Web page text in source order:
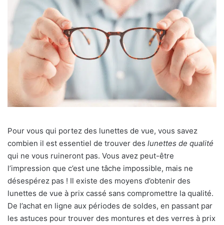
Pour vous qui portez des lunettes de vue, vous savez
combien il est essentiel de trouver des lunettes de qualité
qui ne vous ruineront pas. Vous avez peut-être
l’impression que c’est une tâche impossible, mais ne
désespérez pas ! Il existe des moyens d’obtenir des
lunettes de vue à prix cassé sans compromettre la qualité.
De l’achat en ligne aux périodes de soldes, en passant par
les astuces pour trouver des montures et des verres à prix